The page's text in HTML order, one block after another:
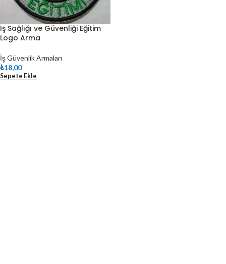
İş Sağlığı ve Güvenliği Eğitim
Logo Arma
İş Güvenlik Armaları
₺18,00
Sepete Ekle